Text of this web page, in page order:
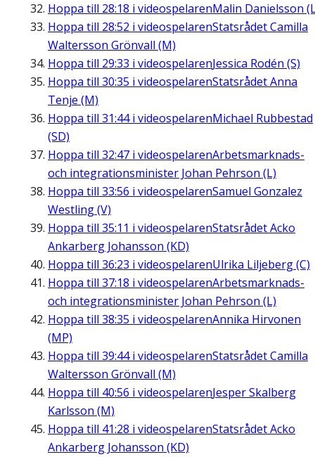
Hoppa till 28:18 i videospelarenMalin Danielsson
Hoppa till 28:52 i videospelarenStatsrådet Camilla
Waltersson Grönvall (M)
Hoppa till 29:33 i videospelarenJessica Rodén (S)
Hoppa till 30:35 i videospelarenStatsrådet Anna
Tenje (M)
Hoppa till 31:44i videospelarenMichael Rubbestad
(SD)
Hoppa till 32:47 i videospelarenArbetsmarknads-
och integrationsminister Johan Pehrson (L)
Hoppa till 33:56 i videospelarenSamuel Gonzalez
Westling (V)
Hoppa till 35:11 i videospelarenStatsrådet Acko
Ankarberg Johansson (KD)
Hoppa till 36:23 i videospelarenUlrika Liljeberg (C)
Hoppa till 37:18 i videospelarenArbetsmarknads-
och integrationsminister Johan Pehrson (L)
Hoppa till 38:35 i videospelarenAnnika Hirvonen
(MP)
Hoppa till 39:44i videospelarenStatsrådet Camilla
Waltersson Grönvall (M)
Hoppa till 40:56 i videospelarenJesper Skalberg
Karlsson (M)
Hoppa till 41:28 i videospelarenStatsrådet Acko
Ankarberg Johansson (KD)